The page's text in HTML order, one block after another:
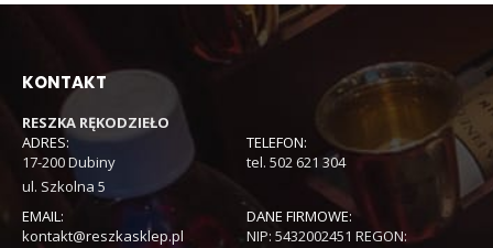
KONTAKT
RESZKA RĘKODZIEŁO
ADRES:
17-200 Dubiny
ul. Szkolna 5
TELEFON:
tel. 502 621 304
EMAIL:
kontakt@reszkasklep.pl
DANE FIRMOWE:
NIP: 5432002451 REGON: